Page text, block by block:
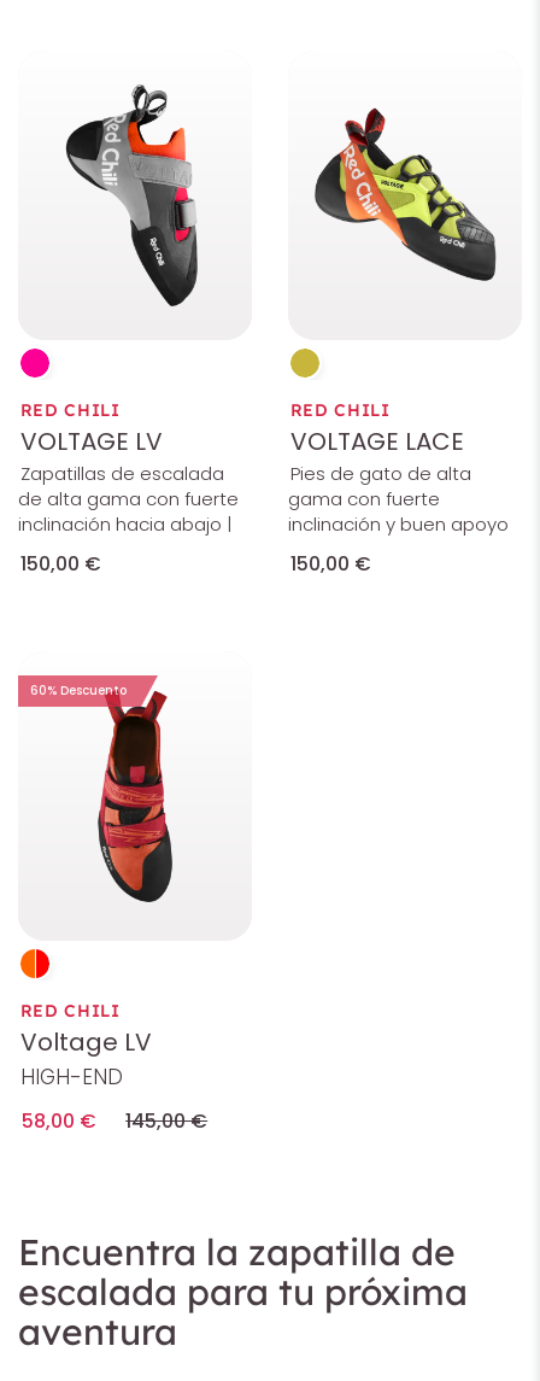
RED CHILI
VOLTAGE LV
Zapatillas de escalada
de alta gama con fuerte
inclinación hacia abajo |
150,00 €
RED CHILI
VOLTAGE LACE
Pies de gato de alta
gama con fuerte
inclinación y buen apoyo
150,00 €
60% Descuento
RED CHILI
Voltage LV
HIGH-END
58,00 € 145,00 €
Encuentra la zapatilla de
escalada para tu próxima
aventura